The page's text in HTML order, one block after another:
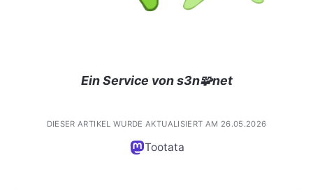
Ein Service von s3n🧩net
DIESER ARTIKEL WURDE AKTUALISIERT AM 26.05.2026
Tootata